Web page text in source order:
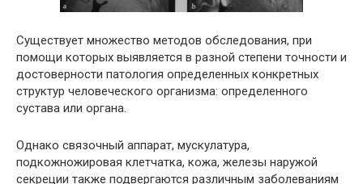
Существует множество методов обследования, при
помощи которых выявляется в разной степени точности и
достоверности патология определенных конкретных
структур человеческого организма: определенного
сустава или органа.
Однако связочный аппарат, мускулатура,
подкожножировая клетчатка, кожа, железы наружой
секреции также подвергаются различным заболеваниям